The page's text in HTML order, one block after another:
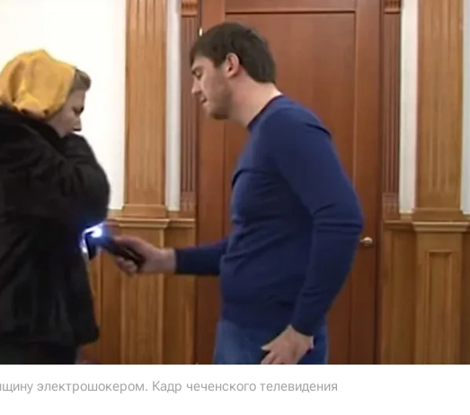
электрошокером. Кадр чеченского телевидения